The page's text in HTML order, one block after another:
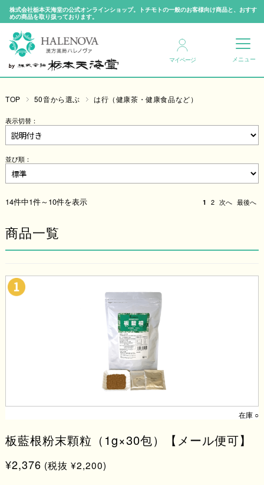
株式会社栃本天海堂の公式オンラインショップ。トチモトの一般のお客様向け商品と、おすす
めの商品を取り扱っております。
マイページ
TOP 50音から選ぶ は行（健康茶・健康食品など）
表示切替：
並び順：
14件中1件～10件を表示 1 2 次へ 最後へ
商品一覧
在庫 ○
板藍根粉末顆粒（1g×30包）【メール便可】
¥2,376 (税抜 ¥2,200)